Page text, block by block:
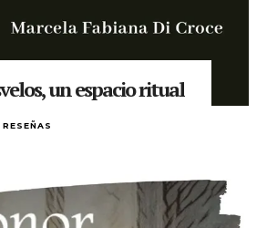
un espacio ritual